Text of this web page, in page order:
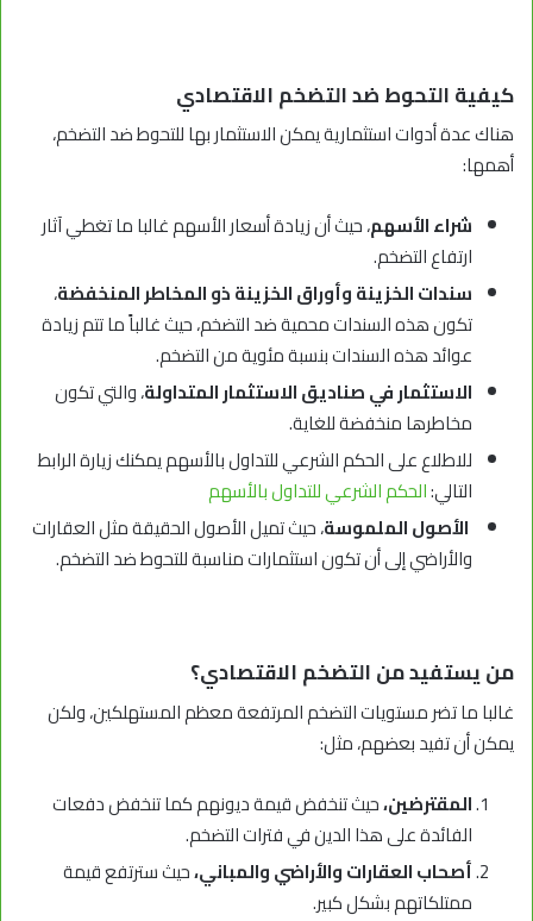
كيفية التحوط ضد التضخم الاقتصادي
هناك عدة أدوات استثمارية يمكن الاستثمار بها للتحوط ضد التضخم،
أهمها:
شراء الأسهم، حيث أن زيادة أسعار الأسهم غالبا ما تغطي آثار
ارتفاع التضخم.
سندات الخزينة وأوراق الخزينة ذو المخاطر المنخفضة،
تكون هذه السندات محمية ضد التضخم، حيث غالباً ما تتم زيادة
عوائد هذه السندات بنسبة مئوية من التضخم.
الاستثمار في صناديق الاستثمار المتداولة، والتي تكون
مخاطرها منخفضة للغاية.
للاطلاع على الحكم الشرعي للتداول بالأسهم يمكنك زيارة الرابط
التالي:الحكم الشرعي للتداول بالأسهم
الأصول الملموسة، حيث تميل الأصول الحقيقة مثل العقارات
والأراضي إلى أن تكون استثمارات مناسبة للتحوط ضد التضخم.
من يستفيد من التضخم الاقتصادي؟
غالبا ما تضر مستويات التضخم المرتفعة معظم المستهلكين، ولكن
يمكن أن تفيد بعضهم، مثل:
المقترضين،حيث تنخفض قيمة ديونهم كما تنخفض دفعات
الفائدة على هذا الدين في فترات التضخم.
أصحاب العقارات والأراضي والمباني،حيث سترتفع قيمة
ممتلكاتهم بشكل كبير.